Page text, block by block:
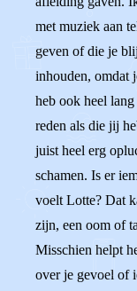
met muziek aan
geven of die je
inhouden, omdat
heb ook heel
reden als die jij
juist heel erg
schamen. Is er
voelt Lotte? Dat
zijn, een oom of
Misschien helpt
over je gevoel of